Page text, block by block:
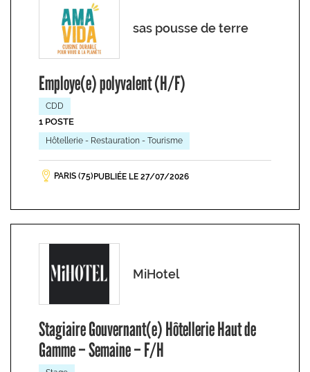
sas pousse de terre
Employe(e) polyvalent (H/F)
CDD
1 POSTE
Hôtellerie - Restauration - Tourisme
PARIS (75) PUBLIÉE LE 27/07/2026
MiHotel
Stagiaire Gouvernant(e) Hôtellerie Haut de
Gamme – Semaine – F/H